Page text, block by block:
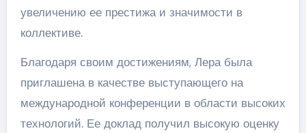
увеличению ее престижа и значимости в
коллективе.
Благодаря своим достижениям, Лера была
приглашена в качестве выступающего на
международной конференции в области высоких
технологий. Ее доклад получил высокую оценку